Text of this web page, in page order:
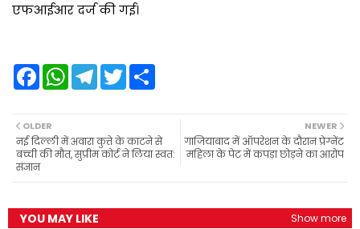
एफआईआर दर्ज की गई।
F
a
b
o
o
k
W
A
p
p
T
e
r
a
m
T
w
e
r
NEWER
गाजियाबाद में ऑपरेशन के दौरान प्रेग्नेंट
महिला के पेट में कपड़ा छोड़ने का आरोप
OLDER
नई दिल्ली में अवारा कुत्ते के काटने से
बच्ची की मौत, सुप्रीम कोर्ट ने लिया स्वत:
संज्ञान
YOU MAY LIKE Show more